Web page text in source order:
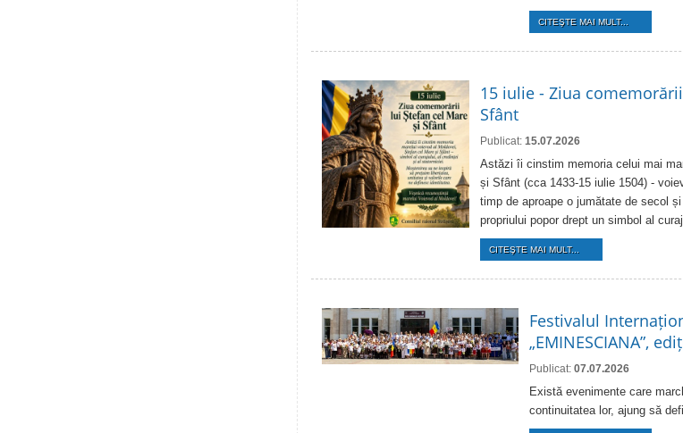
CITEŞTE MAI MULT...
15 iulie - Ziua
Sfânt
Publicat: 15.07.2026
Astăzi îi cinstim memoria celui mai
și Sfânt (cca 1433-15 iulie 1504) -
timp de aproape o jumătate de secol
propriului popor drept un simbol al
CITEŞTE MAI MULT...
Festivalul
„EMINESCIANA”,
Publicat: 07.07.2026
Există evenimente care
continuitatea lor, ajung să